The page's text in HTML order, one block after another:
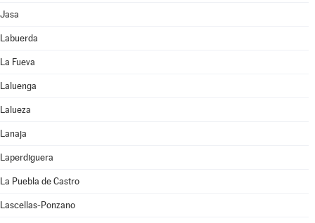
Jasa
Labuerda
La Fueva
Laluenga
Lalueza
Lanaja
Laperdiguera
La Puebla de Castro
Lascellas-Ponzano